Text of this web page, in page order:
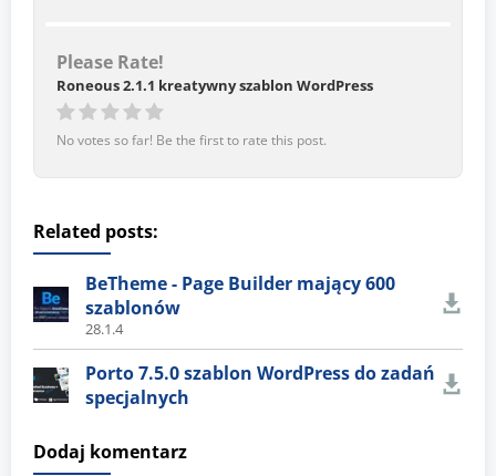
Please Rate!
Roneous 2.1.1 kreatywny szablon WordPress
No votes so far! Be the first to rate this post.
Related posts:
BeTheme - Page Builder mający 600
szablonów
28.1.4
Porto 7.5.0 szablon WordPress do zadań
specjalnych
Dodaj komentarz